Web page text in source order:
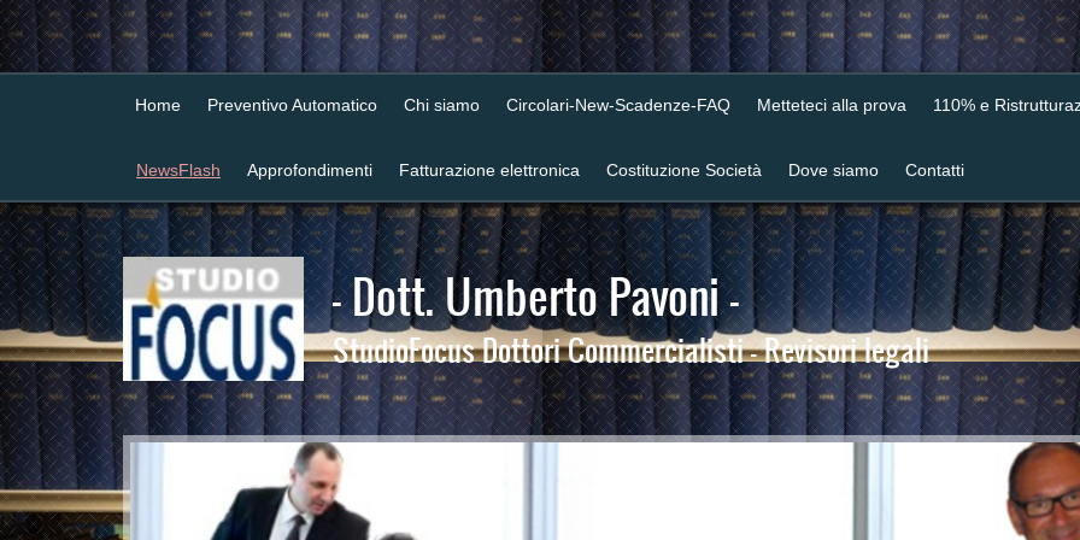
Home Preventivo Automatico Chi siamo Circolari-New-Scadenze-FAQ Metteteci alla prova 110% e
NewsFlash Approfondimenti Fatturazione elettronica Costituzione Società Dove siamo Contatti
- Dott. Umberto Pavoni -
StudioFocus Dottori Commercialisti - Revisori legali